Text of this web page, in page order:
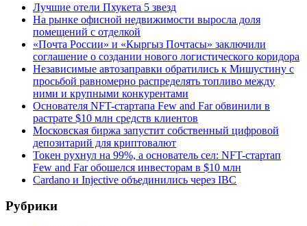
Лучшие отели Пхукета 5 звезд
На рынке офисной недвижимости выросла доля
помещений с отделкой
«Почта России» и «Кыргыз Почтасы» заключили
соглашение о создании нового логистического коридора
Независимые автозаправки обратились к Мишустину с
просьбой равномерно распределять топливо между
ними и крупными конкурентами
Основателя NFT-стартапа Few and Far обвинили в
растрате $10 млн средств клиентов
Московская биржа запустит собственный цифровой
депозитарий для криптовалют
Токен рухнул на 99%, а основатель сел: NFT-стартап
Few and Far обошелся инвесторам в $10 млн
Cardano и Injective объединились через IBC
Рубрики